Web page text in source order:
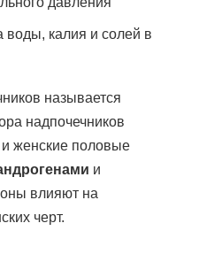
воды, калия и солей в
называется
надпочечников
женские половые
и
влияют на
черт.